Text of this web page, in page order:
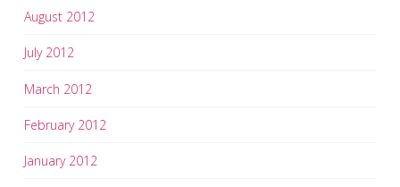
August 2012
July 2012
March 2012
February 2012
January 2012